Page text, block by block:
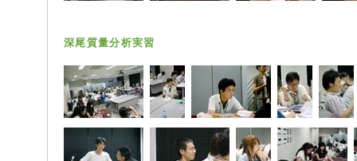
深尾質量分析実習